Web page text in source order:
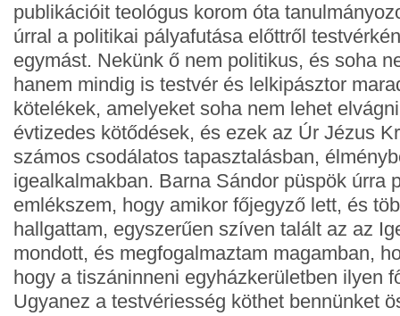
publikációit teológus korom óta
úrral a politikai pályafutása előttről
egymást. Nekünk ő nem politikus, és soha
hanem mindig is testvér és lelkipásztor
kötelékek, amelyeket soha nem lehet
évtizedes kötődések, és ezek az Úr Jézus
számos csodálatos tapasztalásban,
igealkalmakban. Barna Sándor püspök úrra
emlékszem, hogy amikor főjegyző lett, és
hallgattam, egyszerűen szíven talált az az
mondott, és megfogalmaztam magamban,
hogy a tiszáninneni egyházkerületben ilyen
Ugyanez a testvériesség köthet bennünket